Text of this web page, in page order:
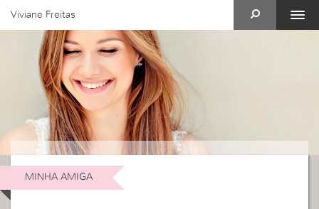
Viviane Freitas
MINHA AMIGA